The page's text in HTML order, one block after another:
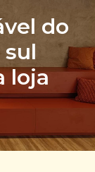
do
loja